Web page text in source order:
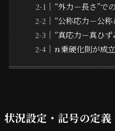
“外力－長さ”で
“公称応力－公
“真応力－真ひ
n乗硬化則が成
状況設定・記号の定義